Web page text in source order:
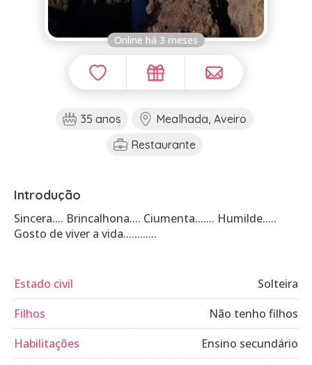
Online há 3 meses
35 anos
Mealhada, Aveiro
Restaurante
Introdução
Sincera.... Brincalhona.... Ciumenta....... Humilde.....
Gosto de viver a vida............
Estado civil
Solteira
Filhos
Não tenho filhos
Habilitações
Ensino secundário